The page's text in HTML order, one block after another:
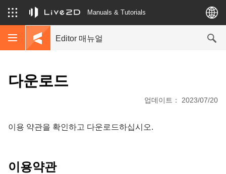
Manuals & Tutorials
Editor 매뉴얼
다운로드
업데이트： 2023/07/20
이용 약관을 확인하고 다운로드하십시오.
이용약관